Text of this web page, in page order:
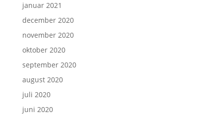
januar 2021
december 2020
november 2020
oktober 2020
september 2020
august 2020
juli 2020
juni 2020